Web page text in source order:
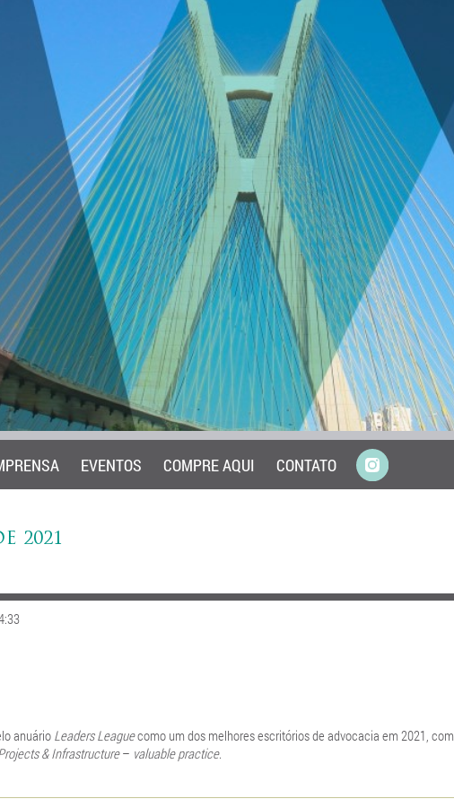
EVENTOS COMPRE AQUI CONTATO
2021
anuário Leaders Leaguecomo um dos melhores escritórios de advocacia em 2021, com
& Infrastructure– valuable practice.